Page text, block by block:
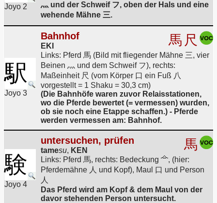
Joyo 2
灬 und der Schweif フ, oben der Hals und eine
wehende Mähne 三.
駅
Joyo 3
Bahnhof
EKI 馬 尺
Links: Pferd 馬 (Bild mit fliegender Mähne 三, vier
Beinen 灬 und dem Schweif フ), rechts:
Maßeinheit 尺 (vom Körper 口 ein Fuß 八
vorgestellt = 1 Shaku = 30,3 cm)
(Die Bahnhöfe waren zuvor Relaisstationen,
wo die Pferde bewertet (= vermessen) wurden,
ob sie noch eine Etappe schaffen.) - Pferde
werden vermessen am: Bahnhof.
験
Joyo 4
untersuchen, prüfen
tamesu, KEN 馬
Links: Pferd 馬, rechts: Bedeckung
, (hier:
Pferdemähne 人 und Kopf), Maul 口 und Person
人
Das Pferd wird am Kopf & dem Maul von der
davor stehenden Person untersucht.